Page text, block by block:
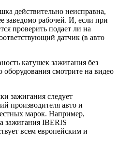
действительно неисправна,
заведомо рабочей. И, если при
проверить подает ли на
датчик (в авто
катушек зажигания без
оборудования смотрите на видео
зажигания следует
производителя авто и
марок. Например,
зажигания IBERIS
всем европейским и